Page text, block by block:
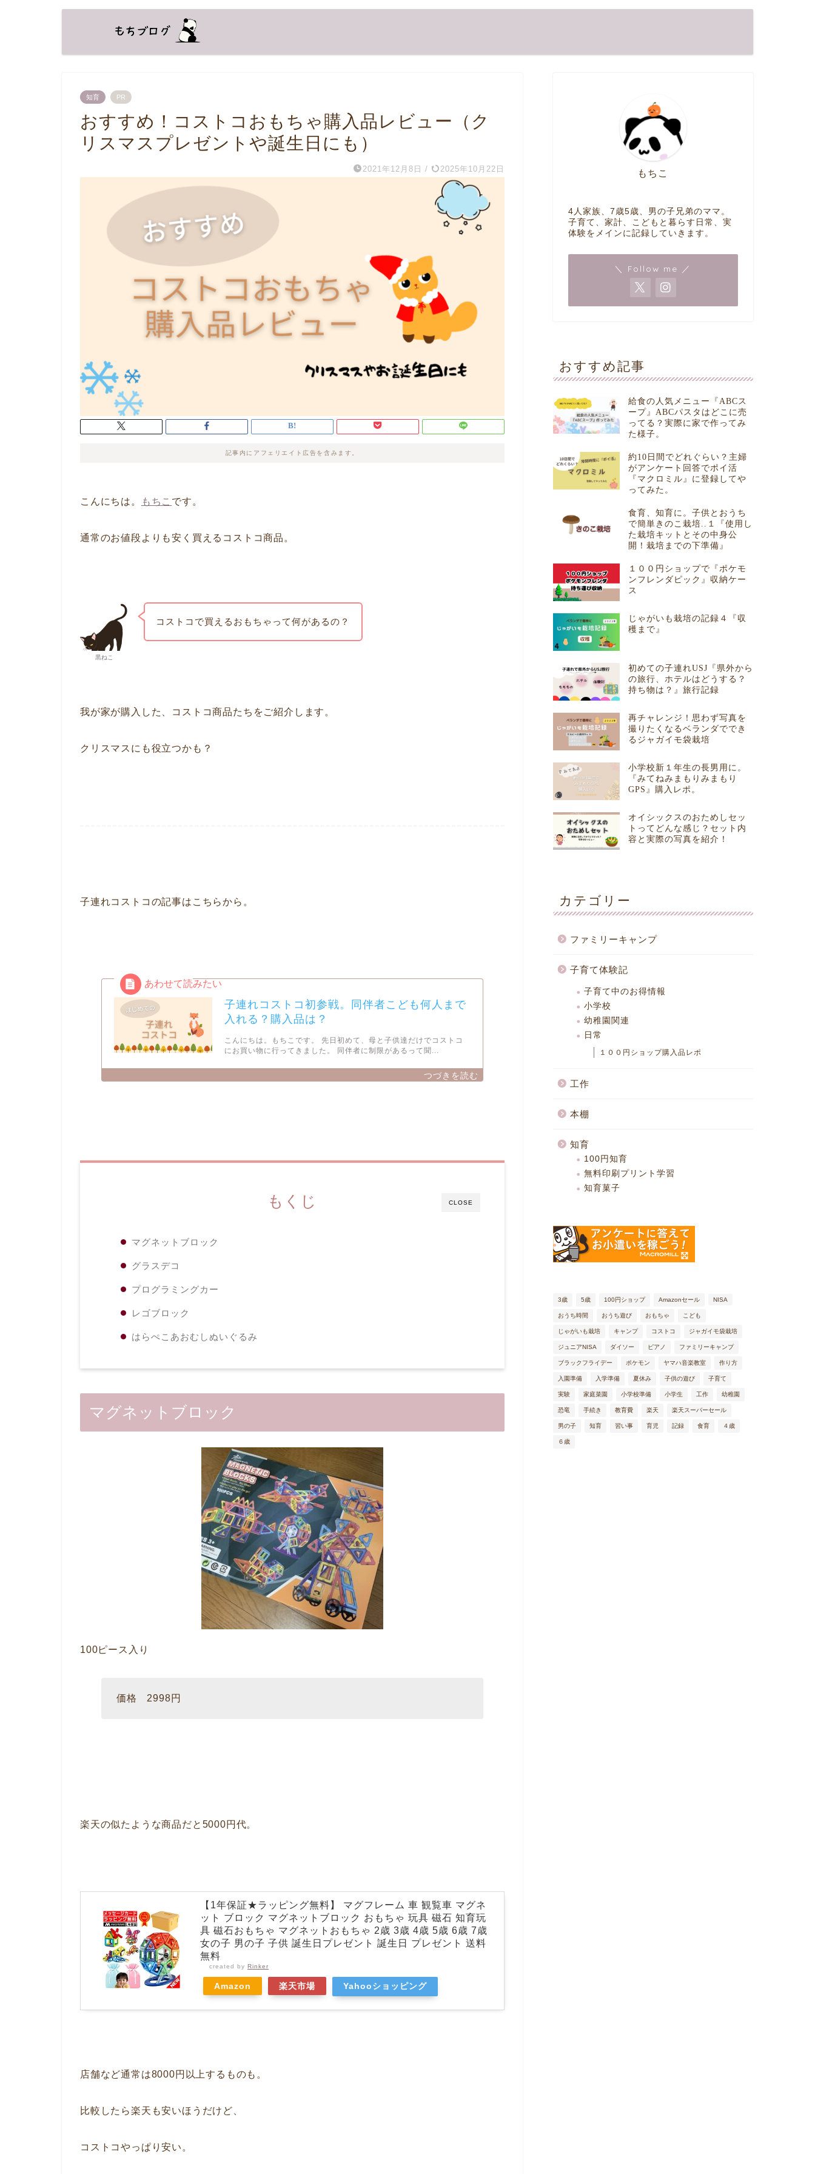
知育 PR
おすすめ！コストコおもちゃ購入品レビュー（ク
リスマスプレゼントや誕生日にも）
2021年12月8日 / 2025年10月22日
記事内にアフェリエイト広告を含みます。
こんにちは。 もちこ です。
通常のお値段よりも安く買えるコストコ商品。
黒ねこ
コストコで買えるおもちゃって何があるの？
我が家が購入した、コストコ商品たちをご紹介します。
クリスマスにも役立つかも？
子連れコストコの記事はこちらから。
子連れコストコ初参戦。同伴者こども何人まで
入れる？購入品は？
こんにちは。もちこです。 先日初めて、母と子供達だけでコストコ
にお買い物に行ってきました。 同伴者に制限があるって聞...
CLOSE
もくじ
マグネットブロック
グラスデコ
プログラミングカー
レゴブロック
はらぺこあおむしぬいぐるみ
マグネットブロック
100ピース入り
価格 2998円
楽天の似たような商品だと5000円代。
【1年保証★ラッピング無料】 マグフレーム 車 観覧車 マグネ
ット ブロック マグネットブロック おもちゃ 玩具 磁石 知育玩
具 磁石おもちゃ マグネットおもちゃ 2歳 3歳 4歳 5歳 6歳 7歳
女の子 男の子 子供 誕生日プレゼント 誕生日 プレゼント 送料
無料
created by Rinker
Amazon 楽天市場 Yahooショッピング
店舗など通常は8000円以上するものも。
比較したら楽天も安いほうだけど、
コストコやっぱり安い。
もちこ
4人家族、7歳5歳、男の子兄弟のママ。
子育て、家計、こどもと暮らす日常、実
体験をメインに記録していきます。
＼ Follow me ／
おすすめ記事
給食の人気メニュー『ABCス
ープ』ABCパスタはどこに売
ってる？実際に家で作ってみ
た様子。
約10日間でどれぐらい？主婦
がアンケート回答でポイ活
『マクロミル』に登録してや
ってみた。
食育、知育に。子供とおうち
で簡単きのこ栽培..１『使用し
た栽培キットとその中身公
開！栽培までの下準備』
１００円ショップで『ポケモ
ンフレンダピック』収納ケー
ス
じゃがいも栽培の記録４『収
穫まで』
初めての子連れUSJ『県外から
の旅行、ホテルはどうする？
持ち物は？』旅行記録
再チャレンジ！思わず写真を
撮りたくなるベランダででき
るジャガイモ袋栽培
小学校新１年生の長男用に。
『みてねみまもりみまもり
GPS』購入レポ。
オイシックスのおためしセッ
トってどんな感じ？セット内
容と実際の写真を紹介！
カテゴリー
ファミリーキャンプ
子育て体験記
子育て中のお得情報
小学校
幼稚園関連
日常
１００円ショップ購入品レポ
工作
本棚
知育
100円知育
無料印刷プリント学習
知育菓子
3歳 5歳 100円ショップ Amazonセール NISA
おうち時間 おうち遊び おもちゃ こども
じゃがいも栽培 キャンプ コストコ ジャガイモ袋栽培
ジュニアNISA ダイソー ピアノ ファミリーキャンプ
ブラックフライデー ポケモン ヤマハ音楽教室 作り方
入園準備 入学準備 夏休み 子供の遊び 子育て
実験 家庭菜園 小学校準備 小学生 工作 幼稚園
恐竜 手続き 教育費 楽天 楽天スーパーセール
男の子 知育 習い事 育児 記録 食育 ４歳
６歳